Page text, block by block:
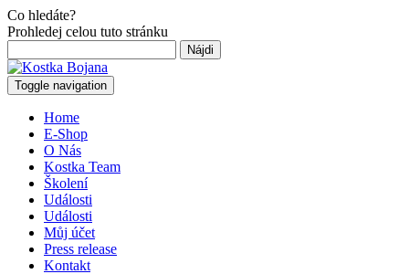
Co hledáte?
Prohledej celou tuto stránku
Toggle navigation
Home
E-Shop
O Nás
Kostka Team
Školení
Události
Události
Můj účet
Press release
Kontakt